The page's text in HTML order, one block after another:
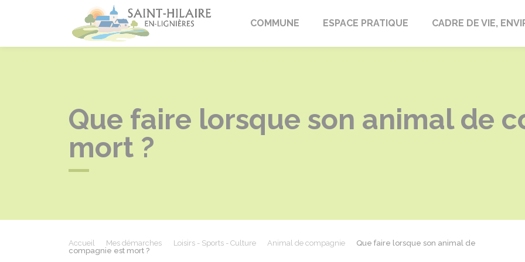
Saint-Hilaire-en-Lignières
COMMUNE ESPACE PRATIQUE CADRE DE VIE,
Que faire lorsque son animal de
mort ?
Accueil Mes démarches Loisirs - Sports - Culture Animal de compagnie
Que faire lorsque son animal de
compagnie est mort ?